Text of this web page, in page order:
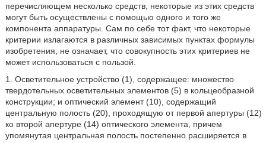
перечисляющем несколько средств, некоторые из этих средств
могут быть осуществлены с помощью одного и того же
компонента аппаратуры. Сам по себе тот факт, что некоторые
критерии излагаются в различных зависимых пунктах формулы
изобретения, не означает, что совокупность этих критериев не
может использоваться с пользой.
1. Осветительное устройство (1), содержащее: множество
твердотельных осветительных элементов (5) в кольцеобразной
конструкции; и оптический элемент (10), содержащий
центральную полость (20), проходящую от первой апертуры (12)
ко второй апертуре (14) оптического элемента, причем
упомянутая центральная полость постепенно расширяется в